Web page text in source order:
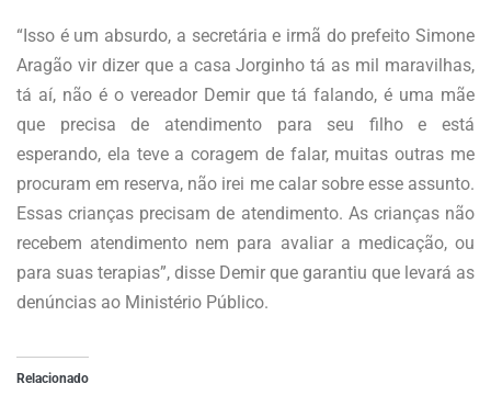
“Isso é um absurdo, a secretária e irmã do prefeito Simone
Aragão vir dizer que a casa Jorginho tá as mil maravilhas,
tá aí, não é o vereador Demir que tá falando, é uma mãe
que precisa de atendimento para seu filho e está
esperando, ela teve a coragem de falar, muitas outras me
procuram em reserva, não irei me calar sobre esse assunto.
Essas crianças precisam de atendimento. As crianças não
recebem atendimento nem para avaliar a medicação, ou
para suas terapias”, disse Demir que garantiu que levará as
denúncias ao Ministério Público.
Relacionado